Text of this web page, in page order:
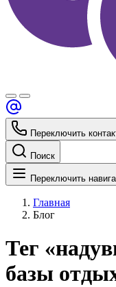
Переключить
Поиск
Переключить
Главная
Блог
Тег
базы